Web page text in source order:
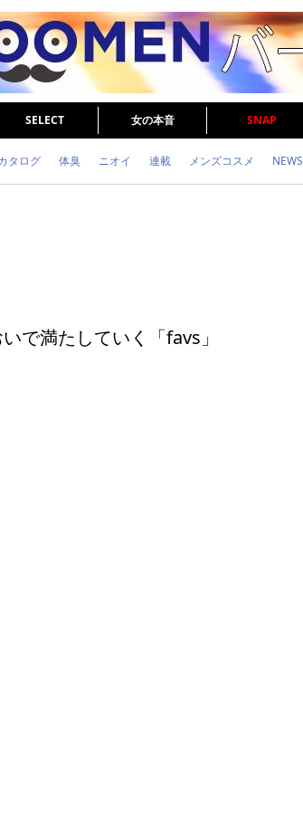
SELECT 女の本音 SNAP
タログ 体臭 ニオイ 連載 メンズコスメ NEWS
で満たしていく「favs」